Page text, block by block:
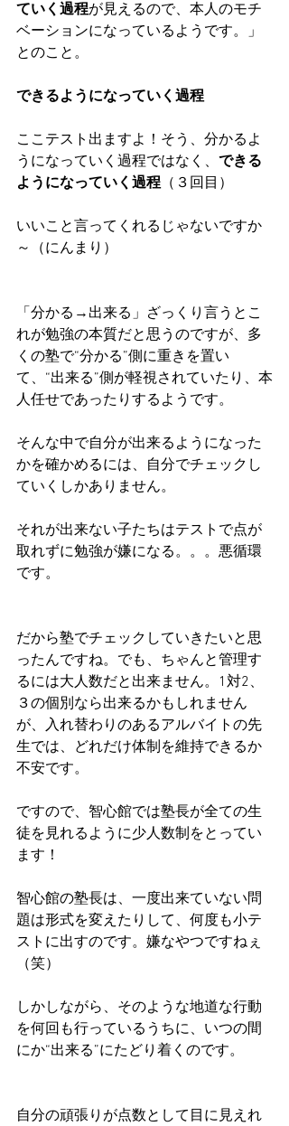
ていく過程が見えるので、本人のモチ
ベーションになっているようです。」
とのこと。
できるようになっていく過程
ここテスト出ますよ！そう、分かるよ
うになっていく過程ではなく、 できる
ようになっていく過程（３回目）
いいこと言ってくれるじゃないですか
～（にんまり）
「分かる→出来る」ざっくり言うとこ
れが勉強の本質だと思うのですが、多
くの塾で“分かる”側に重きを置い
て、“出来る”側が軽視されていたり、本
人任せであったりするようです。
そんな中で自分が出来るようになった
かを確かめるには、自分でチェックし
ていくしかありません。
それが出来ない子たちはテストで点が
取れずに勉強が嫌になる。。。悪循環
です。
だから塾でチェックしていきたいと思
ったんですね。でも、ちゃんと管理す
るには大人数だと出来ません。1対2、
３の個別なら出来るかもしれません
が、入れ替わりのあるアルバイトの先
生では、どれだけ体制を維持できるか
不安です。
ですので、智心館では塾長が全ての生
徒を見れるように少人数制をとってい
ます！
智心館の塾長は、一度出来ていない問
題は形式を変えたりして、何度も小テ
ストに出すのです。嫌なやつですねぇ
（笑）
しかしながら、そのような地道な行動
を何回も行っているうちに、いつの間
にか“出来る”にたどり着くのです。
自分の頑張りが点数として目に見えれ